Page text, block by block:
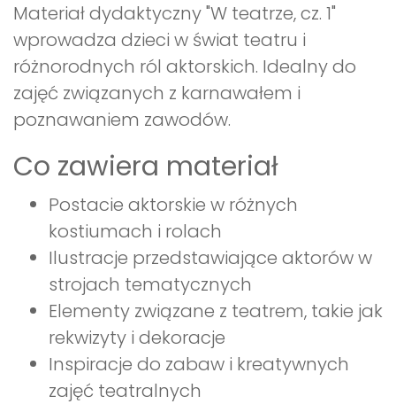
Materiał dydaktyczny "W teatrze, cz. 1"
wprowadza dzieci w świat teatru i
różnorodnych ról aktorskich. Idealny do
zajęć związanych z karnawałem i
poznawaniem zawodów.
Co zawiera materiał
Postacie aktorskie w różnych
kostiumach i rolach
Ilustracje przedstawiające aktorów w
strojach tematycznych
Elementy związane z teatrem, takie jak
rekwizyty i dekoracje
Inspiracje do zabaw i kreatywnych
zajęć teatralnych